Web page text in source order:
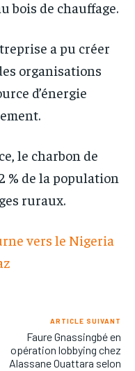
bois de chauffage.
a pu créer
organisations
d’énergie
le charbon de
% de la population
ruraux.
vers le Nigeria
ARTICLE SUIVANT
Faure Gnassingbé en
opération lobbying chez
Alassane Ouattara selon